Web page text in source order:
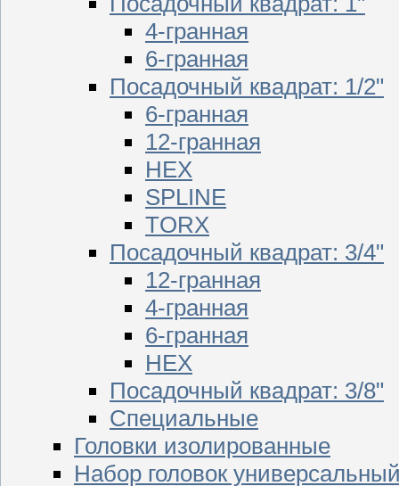
4-гранная
6-гранная
Посадочный квадрат: 1/2"
6-гранная
12-гранная
HEX
SPLINE
TORX
Посадочный квадрат: 3/4"
12-гранная
4-гранная
6-гранная
HEX
Посадочный квадрат: 3/8"
Специальные
Головки изолированные
Набор головок